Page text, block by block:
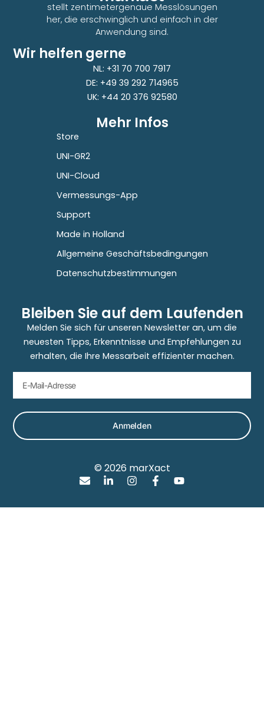
stellt zentimetergenaue Messlösungen
her, die erschwinglich und einfach in der
Anwendung sind.
Wir helfen gerne
NL: +31 70 700 7917
DE: +49 39 292 714965
UK: +44 20 376 92580
Mehr Infos
Store
UNI-GR2
UNI-Cloud
Vermessungs-App
Support
Made in Holland
Allgemeine Geschäftsbedingungen
Datenschutzbestimmungen
Bleiben Sie auf dem Laufenden
Melden Sie sich für unseren Newsletter an, um die
neuesten Tipps, Erkenntnisse und Empfehlungen zu
erhalten, die Ihre Messarbeit effizienter machen.
Anmelden
© 2026 marXact